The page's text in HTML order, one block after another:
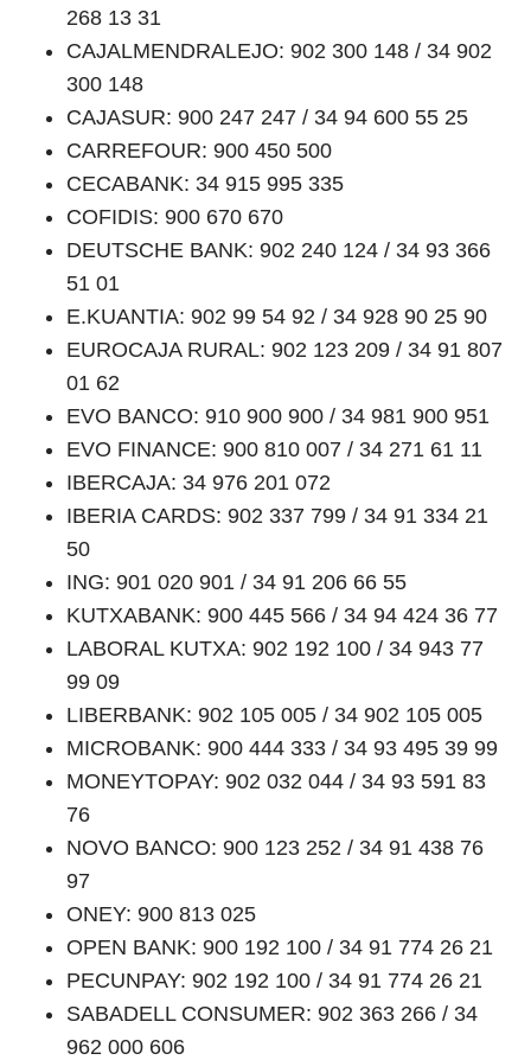
268 13 31
CAJALMENDRALEJO: 902 300 148 / 34 902
300 148
CAJASUR: 900 247 247 / 34 94 600 55 25
CARREFOUR: 900 450 500
CECABANK: 34 915 995 335
COFIDIS: 900 670 670
DEUTSCHE BANK: 902 240 124 / 34 93 366
51 01
E.KUANTIA: 902 99 54 92 / 34 928 90 25 90
EUROCAJA RURAL: 902 123 209 / 34 91 807
01 62
EVO BANCO: 910 900 900 / 34 981 900 951
EVO FINANCE: 900 810 007 / 34 271 61 11
IBERCAJA: 34 976 201 072
IBERIA CARDS: 902 337 799 / 34 91 334 21
50
ING: 901 020 901 / 34 91 206 66 55
KUTXABANK: 900 445 566 / 34 94 424 36 77
LABORAL KUTXA: 902 192 100 / 34 943 77
99 09
LIBERBANK: 902 105 005 / 34 902 105 005
MICROBANK: 900 444 333 / 34 93 495 39 99
MONEYTOPAY: 902 032 044 / 34 93 591 83
76
NOVO BANCO: 900 123 252 / 34 91 438 76
97
ONEY: 900 813 025
OPEN BANK: 900 192 100 / 34 91 774 26 21
PECUNPAY: 902 192 100 / 34 91 774 26 21
SABADELL CONSUMER: 902 363 266 / 34
962 000 606